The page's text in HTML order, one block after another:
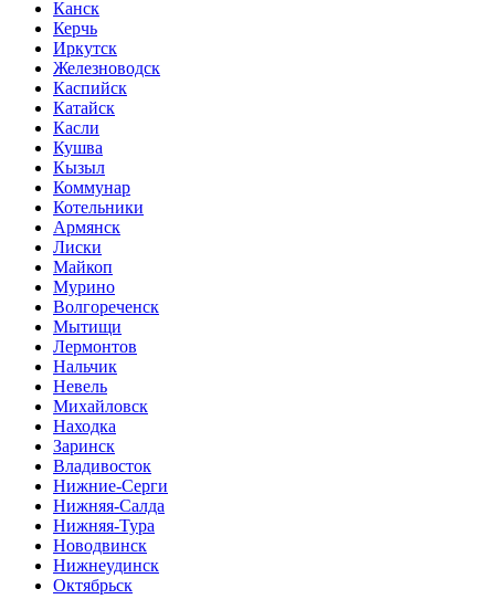
Канск
Керчь
Иркутск
Железноводск
Каспийск
Катайск
Касли
Кушва
Кызыл
Коммунар
Котельники
Армянск
Лиски
Майкоп
Мурино
Волгореченск
Мытищи
Лермонтов
Нальчик
Невель
Михайловск
Находка
Заринск
Владивосток
Нижние-Серги
Нижняя-Салда
Нижняя-Тура
Новодвинск
Нижнеудинск
Октябрьск